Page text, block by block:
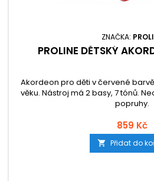
ZNAČKA:
PROLINE DĚTSKÝ
Akordeon pro děti v červené
věku. Nástroj má 2 basy, 7 tónů.
popruhy.
859 Kč
 Přidat do